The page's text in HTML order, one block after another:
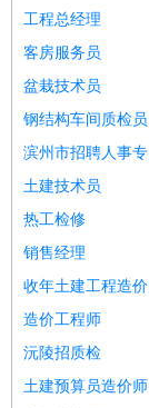
工程总经理
客房服务员
盆栽技术员
钢结构车间质检员
滨州市招聘人事
土建技术员
热工检修
销售经理
收年土建工程造
造价工程师
沅陵招质检
土建预算员造价师